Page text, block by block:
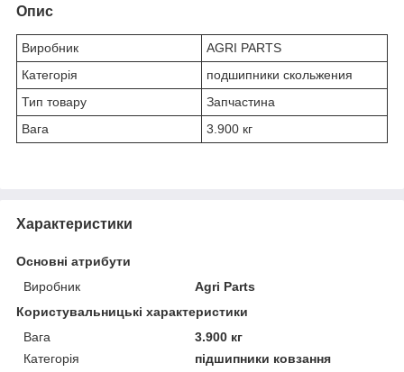
Опис
Виробник
AGRI PARTS
Категорія
подшипники скольжения
Тип товару
Запчастина
Вага
3.900 кг
Характеристики
Основні атрибути
Виробник
Agri Parts
Користувальницькі характеристики
Вага
3.900 кг
Категорія
підшипники ковзання